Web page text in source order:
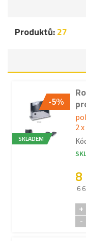
Produktů:27
-5%
SKLADEM
2
8
6
+
-